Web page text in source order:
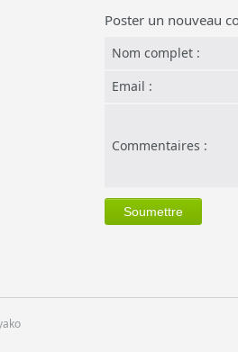
Poster un nouveau
Nom complet :
Email :
Commentaires :